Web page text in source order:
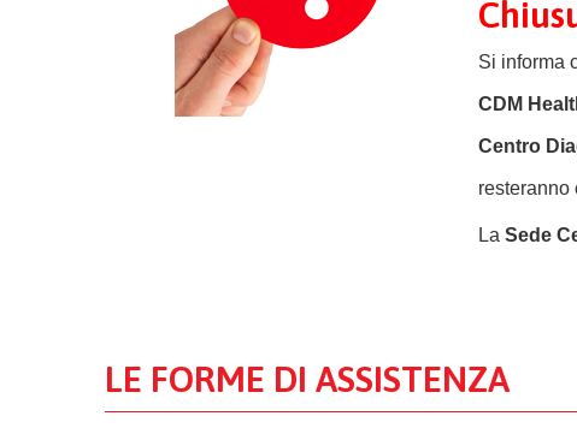
Si informa
CDM
Centro
resteranno
La Sede
LE FORME DI ASSISTENZA